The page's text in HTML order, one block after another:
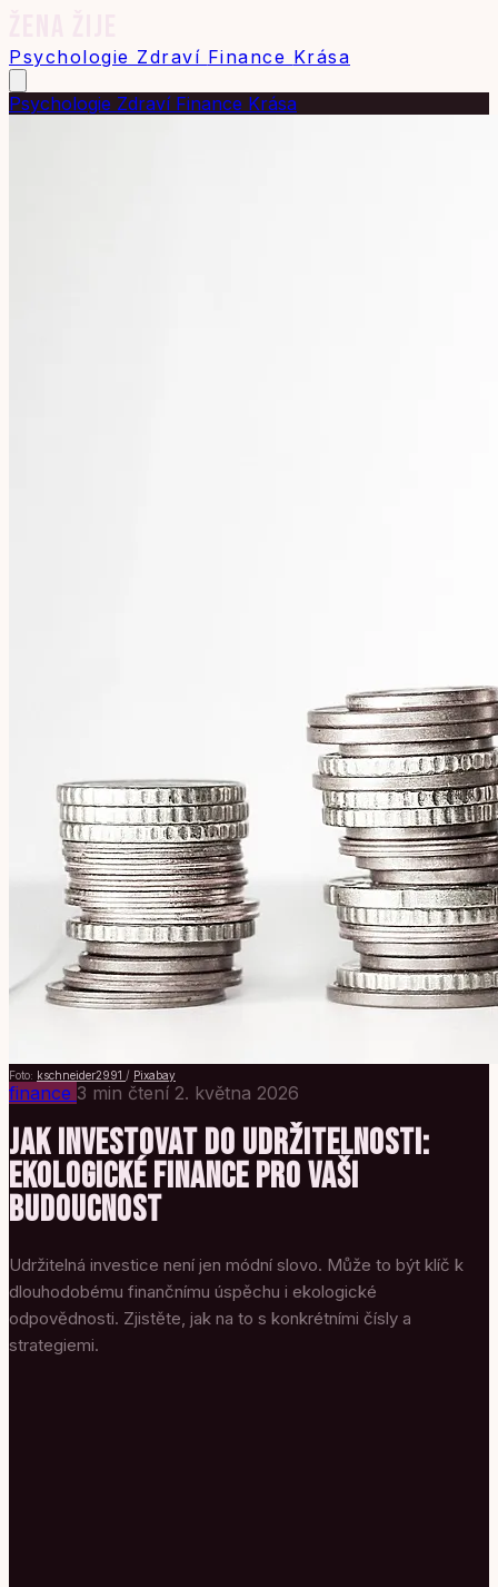
Psychologie Zdraví Finance Krása
Psychologie Zdraví Finance Krása
Foto: kschneider2991 / Pixabay
finance 3 min čtení 2. května 2026
JAK INVESTOVAT DO UDRŽITELNOSTI:
EKOLOGICKÉ FINANCE PRO VAŠI
BUDOUCNOST
Udržitelná investice není jen módní slovo. Může to být klíč k
dlouhodobému finančnímu úspěchu i ekologické
odpovědnosti. Zjistěte, jak na to s konkrétními čísly a
strategiemi.